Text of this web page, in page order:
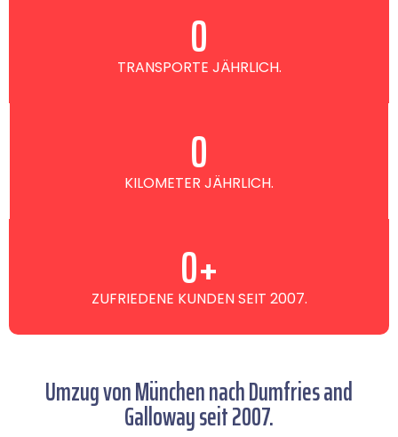
TRANSPORTE JÄHRLICH.
0
KILOMETER JÄHRLICH.
0
ZUFRIEDENE KUNDEN SEIT 2007.
0+
Umzug von München nach Dumfries and
Galloway seit 2007.